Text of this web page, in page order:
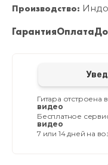
Производство:
ГарантияОплата
Гитара отстроена
видео
Бесплатное
видео
7 или 14 дней на